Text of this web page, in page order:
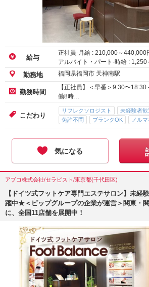
給与
正社員-月給 : 210,000～440,000
アルバイト・パート-時給 : 1,250
勤務地 福岡県福岡市 天神南駅
勤務時間
【正社員】＜早番＞9:30〜
働8時…
こだわり
リフレクソロジスト 未経験者歓
免許不問
ブランクOK ノル
気になる
アブコ株式会社/セラピスト/東京都(千代田区)
【ドイツ式フットケア専門エステサロン】未経
躍中★＜ピップグループの企業が運営＞関東・
に、全国11店舗を展開中！